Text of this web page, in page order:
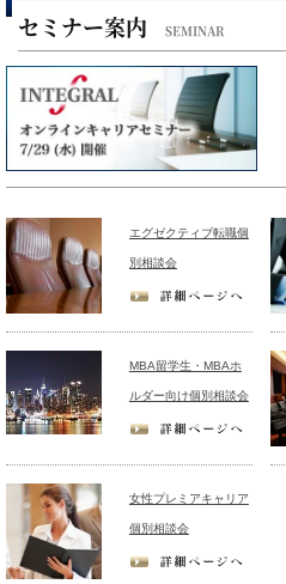
セミナー案内 SEMINAR
エグゼクティブ転職個
別相談会
MBA留学生・MBAホ
ルダー向け個別相談会
女性プレミアキャリア
個別相談会